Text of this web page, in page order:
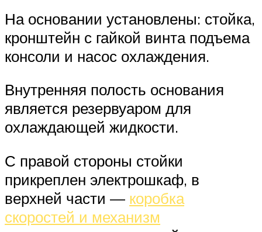
На основании установлены: стойка,
кронштейн с гайкой винта подъема
консоли и насос охлаждения.
Внутренняя полость основания
является резервуаром для
охлаждающей жидкости.
С правой стороны стойки
прикреплен электрошкаф, в
верхней части — коробка
скоростей и механизм